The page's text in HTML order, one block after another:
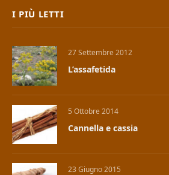
I PIÙ LETTI
27 Settembre 2012
L’assafetida
5 Ottobre 2014
Cannella e cassia
23 Giugno 2015